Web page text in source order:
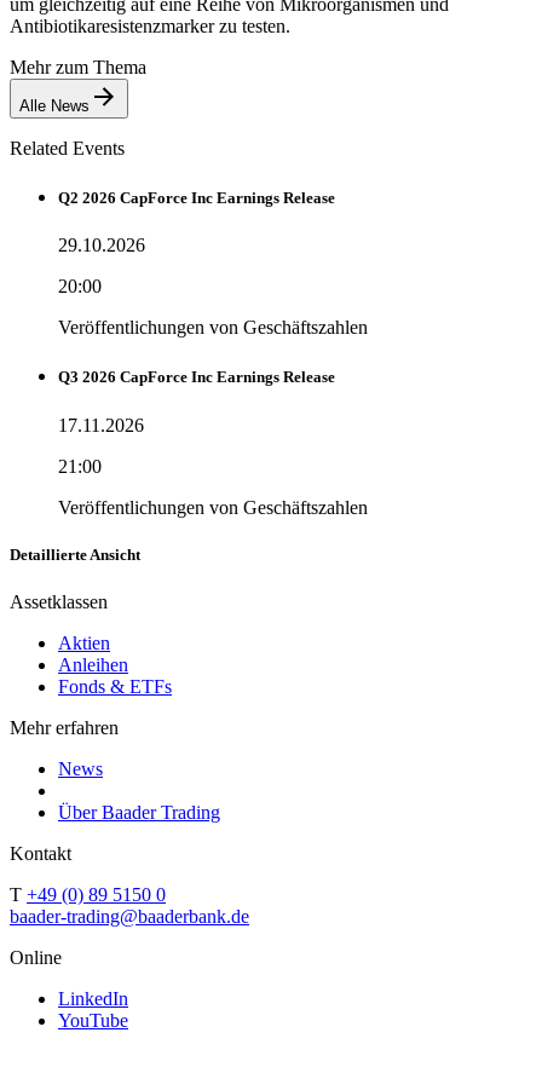
Antibiotikaresistenzmarker zu testen.
Mehr zum Thema
Alle News
Related Events
Q2 2026 CapForce Inc Earnings Release
29.10.2026
20:00
Veröffentlichungen von Geschäftszahlen
Q3 2026 CapForce Inc Earnings Release
17.11.2026
21:00
Veröffentlichungen von Geschäftszahlen
Detaillierte Ansicht
Assetklassen
Aktien
Anleihen
Fonds & ETFs
Mehr erfahren
News
Über Baader Trading
Kontakt
T +49 (0) 89 5150 0
baader-trading@baaderbank.de
Online
LinkedIn
YouTube